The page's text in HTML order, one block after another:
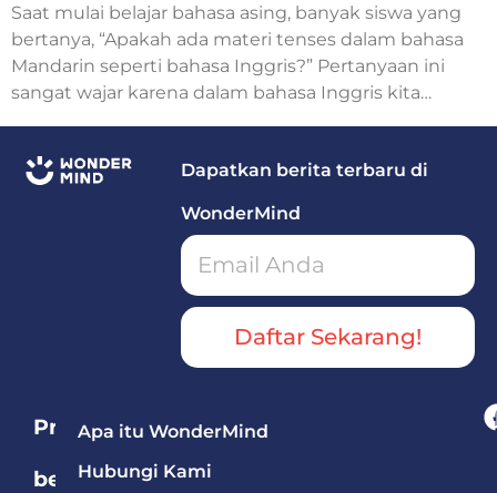
Ketahui
Saat mulai belajar bahasa asing, banyak siswa yang
bertanya, “Apakah ada materi tenses dalam bahasa
Mandarin seperti bahasa Inggris?” Pertanyaan ini
sangat wajar karena dalam bahasa Inggris kita
Dapatkan berita terbaru di
WonderMind
Daftar Sekarang!
Program
berdasarkan
Apa itu WonderMind
Hubungi Kami